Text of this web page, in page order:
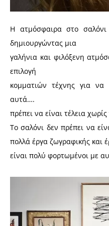
Η ατμόσφαιρα στο
δημιουργώντας μια
γαλήνια και φιλόξενη
επιλογή
κομματιών τέχνης για να
αυτά….
πρέπει να είναι τέλεια
Το σαλόνι δεν πρέπει να
πολλά έργα ζωγραφικής και
είναι πολύ φορτωμένοι με